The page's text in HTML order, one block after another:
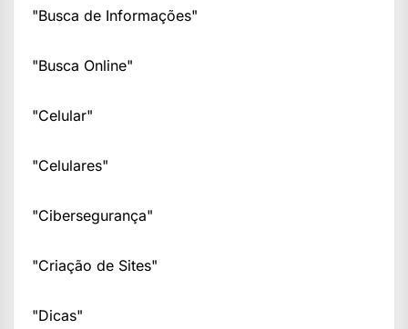
"Busca de Informações"
"Busca Online"
"Celular"
"Celulares"
"Cibersegurança"
"Criação de Sites"
"Dicas"